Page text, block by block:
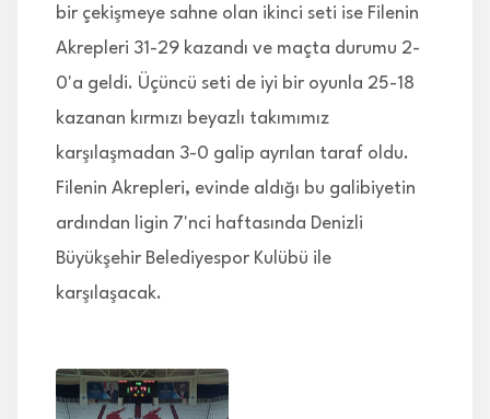
bir çekişmeye sahne olan ikinci seti ise Filenin
Akrepleri 31-29 kazandı ve maçta durumu 2-
0'a geldi. Üçüncü seti de iyi bir oyunla 25-18
kazanan kırmızı beyazlı takımımız
karşılaşmadan 3-0 galip ayrılan taraf oldu.
Filenin Akrepleri, evinde aldığı bu galibiyetin
ardından ligin 7'nci haftasında Denizli
Büyükşehir Belediyespor Kulübü ile
karşılaşacak.